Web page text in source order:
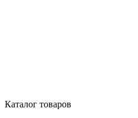
Каталог товаров